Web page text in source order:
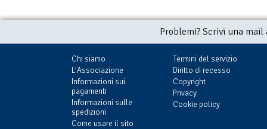
Problemi? Scrivi una
Chi siamo
L'Associazione
Informazioni sui
pagamenti
Informazioni sulle
spedizioni
Come usare il sito
Termini del servizio
Diritto di recesso
Copyright
Privacy
Cookie policy